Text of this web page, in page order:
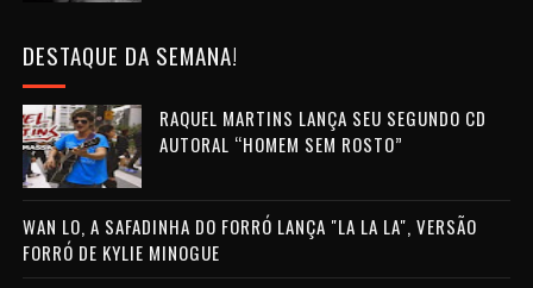
DESTAQUE DA SEMANA!
RAQUEL MARTINS LANÇA SEU SEGUNDO CD
AUTORAL “HOMEM SEM ROSTO”
WAN LO, A SAFADINHA DO FORRÓ LANÇA "LA LA LA", VERSÃO
FORRÓ DE KYLIE MINOGUE